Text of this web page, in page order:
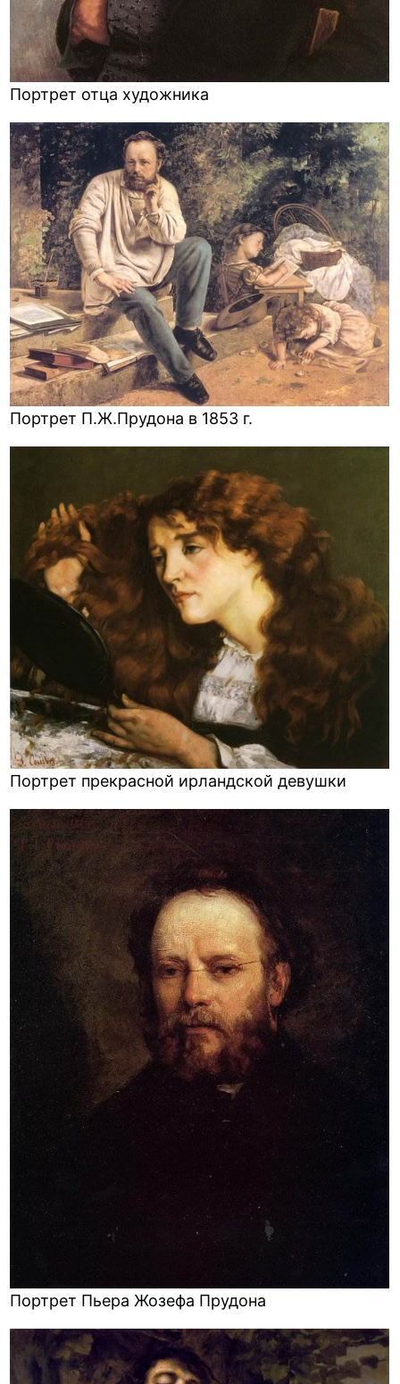
Портрет отца художника
Портрет П.Ж.Прудона в 1853 г.
Портрет прекрасной ирландской девушки
Портрет Пьера Жозефа Прудона